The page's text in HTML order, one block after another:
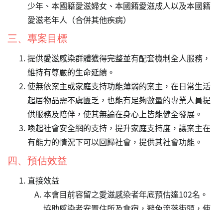
少年、本國籍愛滋婦女、本國籍愛滋成人以及本國籍
愛滋老年人（合併其他疾病）
三、專案目標
提供愛滋感染群體獲得完整並有配套機制全人服務，
維持有尊嚴的生命延續。
使無依案主或家庭支持功能薄弱的案主，在日常生活
起居物品需不虞匱乏，也能有足夠數量的專業人員提
供服務及陪伴，使其無論在身心上皆能健全發展。
喚起社會安全網的支持，提升家庭支持度，讓案主在
有能力的情況下可以回歸社會，提供其社會功能。
四、預估效益
直接效益
本會目前容留之愛滋感染者年底預估達102名。